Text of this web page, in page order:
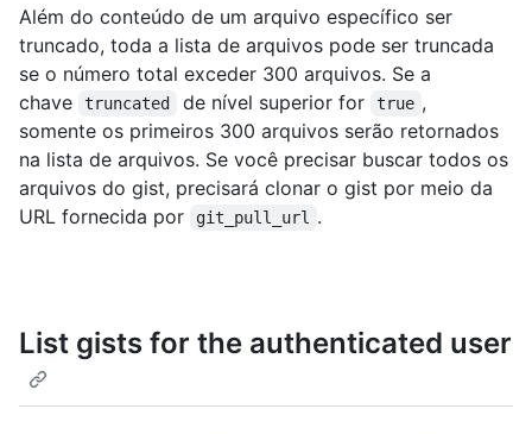
Além do conteúdo de um arquivo específico ser
truncado, toda a lista de arquivos pode ser truncada
se o número total exceder 300 arquivos. Se a
chave
truncated de nível superior for true ,
somente os primeiros 300 arquivos serão retornados
na lista de arquivos. Se você precisar buscar todos os
arquivos do gist, precisará clonar o gist por meio da
URL fornecida por
git_pull_url .
List gists for the authenticated user